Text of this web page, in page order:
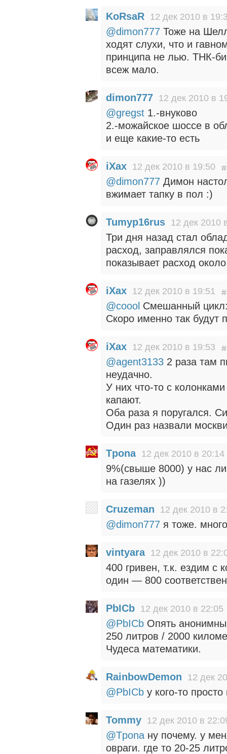
KoRsaR 12 дек 2010 в
@dimon777 Тоже на
ходят слухи, что и
принципа не лью. ТНК-
всеж мало.
dimon777 12 дек 2010 в
@gregst 1.-внуково
2.-можайское шоссе в
и еще какие-то есть
iXax 12 дек 2010 в 19:50
@dimon777 Димон
вжимает тапку в пол :)
Tumyp16rus 12 дек 2010
Три дня назад стал
расход, заправлялся
показывает расход
iXax 12 дек 2010 в 19:51
@coool Смешанный цикл:
Скоро именно так будут
iXax 12 дек 2010 в 19:53
@agent3133 2 раза там
неудачно.
У них что-то с
капают.
Оба раза я поругался.
Один раз назвали
Tpona 12 дек 2010 в 20:14
9%(свыше 8000) у нас
на газелях ))
Cruzeman 12 дек 2010 в
@dimon777 я тоже.
vintyara 12 дек 2010 в
400 гривен, т.к. ездим с
один — 800
PbICb 12 дек 2010 в 22:05
@PbICb Опять
250 литров / 2000
Чудеса математики.
RainbowDemon 12 дек
@PbICb у кого-то
Tommy 12 дек 2010 в
@Tpona ну почему. у
овраги. где то 20-25